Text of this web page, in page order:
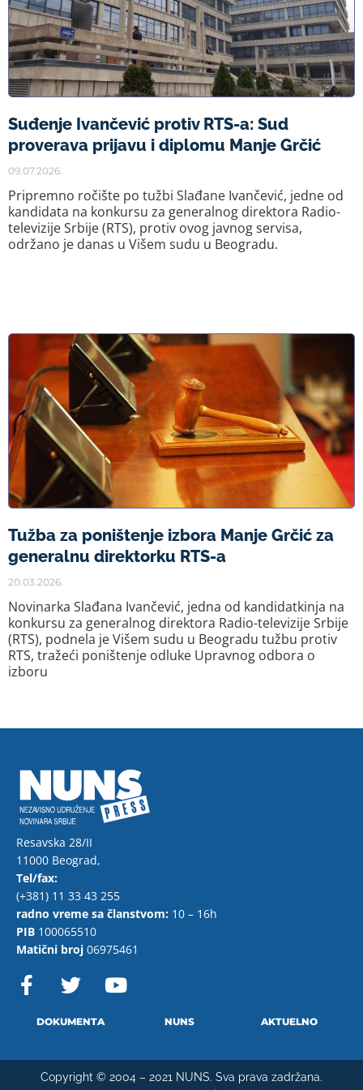
Suđenje Ivančević protiv RTS-a: Sud
proverava prijavu i diplomu Manje Grčić
09.07.2026.
Pripremno ročište po tužbi Slađane Ivančević, jedne od
kandidata na konkursu za generalnog direktora Radio-
televizije Srbije (RTS), protiv ovog javnog servisa,
održano je danas u Višem sudu u Beogradu.
Tužba za poništenje izbora Manje Grčić za
generalnu direktorku RTS-a
20.03.2026.
Novinarka Slađana Ivančević, jedna od kandidatkinja na
konkursu za generalnog direktora Radio-televizije Srbije
(RTS), podnela je Višem sudu u Beogradu tužbu protiv
RTS, tražeći poništenje odluke Upravnog odbora o
izboru
Resavska 28/II
11000 Beograd,
Tel/fax:
(+381) 11 33 43 255
radno vreme sa članstvom: 10 – 16h
PIB 100065510
Matični broj 06975461
F
a
o
w
t
e
o
b
DOKUMENTA NUNS AKTUELNO
Copyright © 2004 – 2021 NUNS. Sva prava zadržana.